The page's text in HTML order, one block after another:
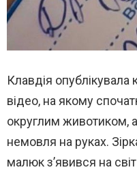
Клавдія
відео, на якому
округлим животиком,
немовля на руках.
малюк з’явився на світ